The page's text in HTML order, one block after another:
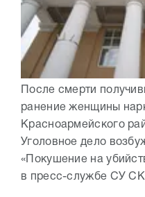
После смерти
ранение женщины
Красноармейского
Уголовное дело
«Покушение на
в пресс-службе СУ